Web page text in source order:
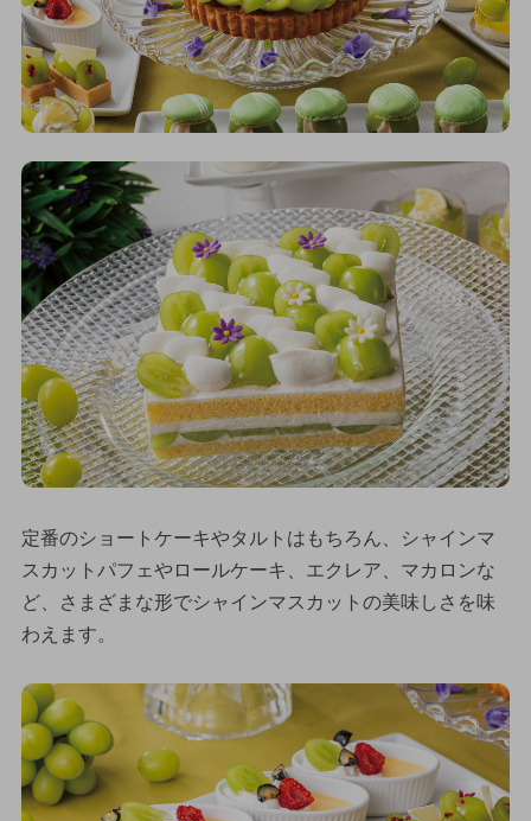
定番のショートケーキやタルトはもちろん、シャインマ
スカットパフェやロールケーキ、エクレア、マカロンな
ど、さまざまな形でシャインマスカットの美味しさを味
わえます。